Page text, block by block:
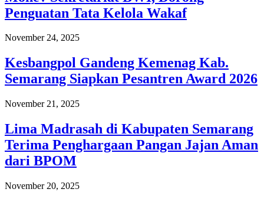
Penguatan Tata Kelola Wakaf
November 24, 2025
Kesbangpol Gandeng Kemenag Kab.
Semarang Siapkan Pesantren Award 2026
November 21, 2025
Lima Madrasah di Kabupaten Semarang
Terima Penghargaan Pangan Jajan Aman
dari BPOM
November 20, 2025